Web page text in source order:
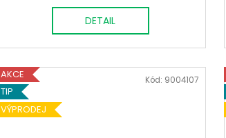
DETAIL
AKCE
TIP
VÝPRODEJ
Kód: 9004107